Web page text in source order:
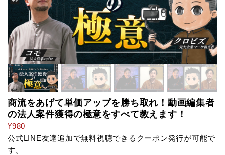
商流をあげて単価アップを勝ち取れ！動画編集者
の法人案件獲得の極意をすべて教えます！
¥980
公式LINE友達追加で無料視聴できるクーポン発行が可能で
す。